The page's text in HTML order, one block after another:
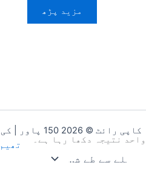
واحد نتیجہ دکھا رہا ہے۔
مزید پڑھ
کاپی رائٹ © 2026 150 پاور | کی طرف سے طاقت
تھیم